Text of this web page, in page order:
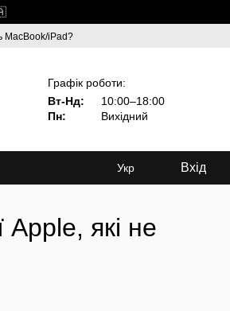
MacBook/iPad?
Графік роботи:
Вт-Нд:
10:00–18:00
Пн:
Вихідний
Укр Вхід
які не